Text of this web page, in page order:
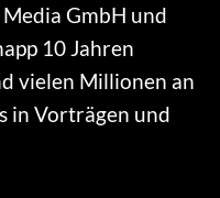
GmbH und
10 Jahren
vielen Millionen an
in Vorträgen und